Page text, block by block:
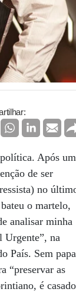
Após
de ser
no
o martelo,
analisar minha
Urgente”, na
País. Sem
“preservar as
é casado